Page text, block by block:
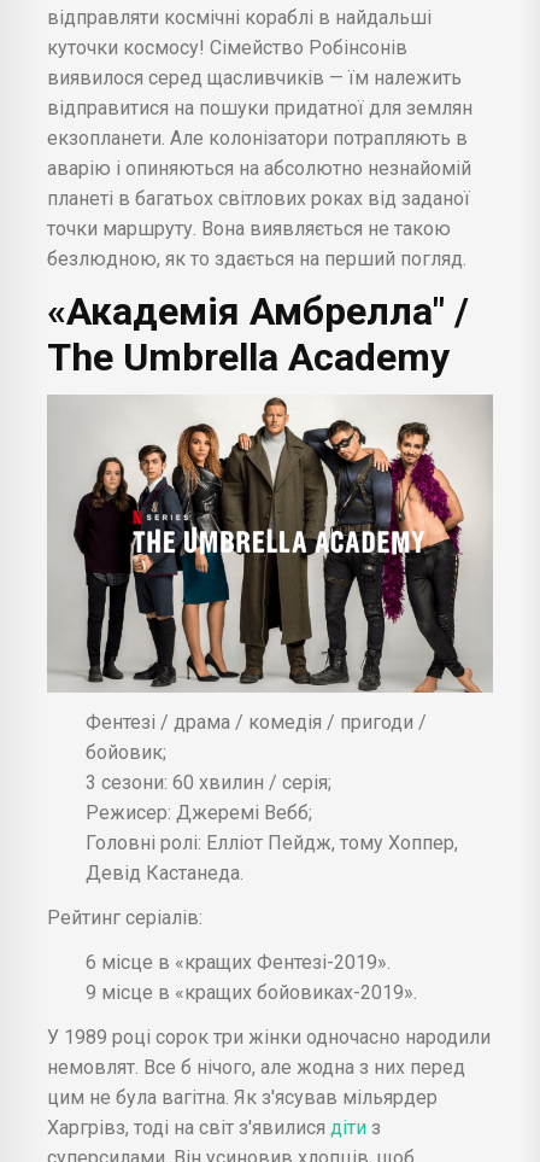
відправляти космічні кораблі в найдальші
куточки космосу! Сімейство Робінсонів
виявилося серед щасливчиків — їм належить
відправитися на пошуки придатної для землян
екзопланети. Але колонізатори потрапляють в
аварію і опиняються на абсолютно незнайомій
планеті в багатьох світлових роках від заданої
точки маршруту. Вона виявляється не такою
безлюдною, як то здається на перший погляд.
«Академія Амбрелла" /
The Umbrella Academy
Фентезі / драма / комедія / пригоди /
бойовик;
3 сезони: 60 хвилин / серія;
Режисер: Джеремі Вебб;
Головні ролі: Елліот Пейдж, тому Хоппер,
Девід Кастанеда.
Рейтинг серіалів:
6 місце в «кращих Фентезі-2019».
9 місце в «кращих бойовиках-2019».
У 1989 році сорок три жінки одночасно народили
немовлят. Все б нічого, але жодна з них перед
цим не була вагітна. Як з'ясував мільярдер
Харгрівз, тоді на світ з'явилися діти з